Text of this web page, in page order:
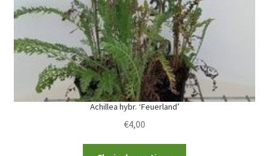
on
the
product
page
Achillea hybr. ‘Feuerland’
€4,00